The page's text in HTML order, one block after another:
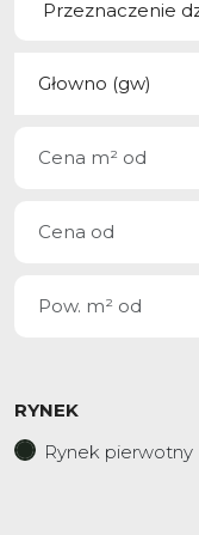
RYNEK
Rynek pierwotny